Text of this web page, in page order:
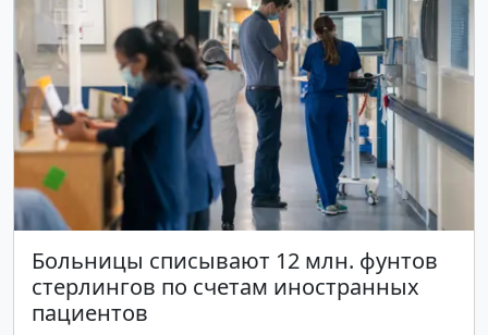
Больницы списывают 12 млн. фунтов
стерлингов по счетам иностранных
пациентов